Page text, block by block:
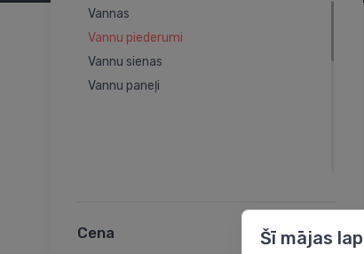
Vannas
Vannu piederumi
Vannu sienas
Vannu paneļi
Cena Šī mājas